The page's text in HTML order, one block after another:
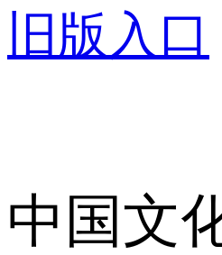
旧版入口
中国文